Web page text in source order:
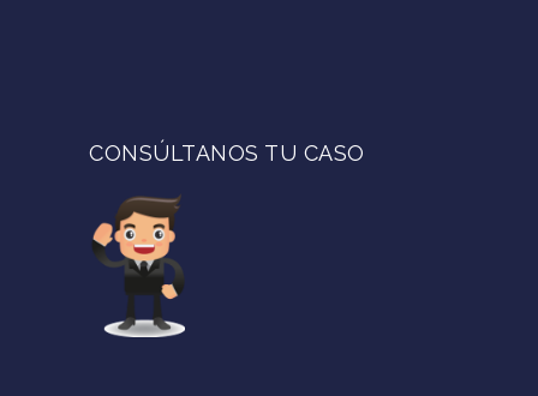
CONSÚLTANOS TU CASO